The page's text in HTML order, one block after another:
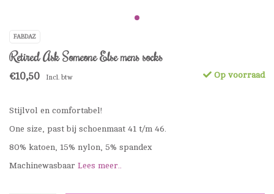
FABDAZ
Retired Ask Someone Else mens socks
€10,50 Incl. btw Op voorraad
Stijlvol en comfortabel!
One size, past bij schoenmaat 41 t/m 46.
80% katoen, 15% nylon, 5% spandex
Machinewasbaar Lees meer..